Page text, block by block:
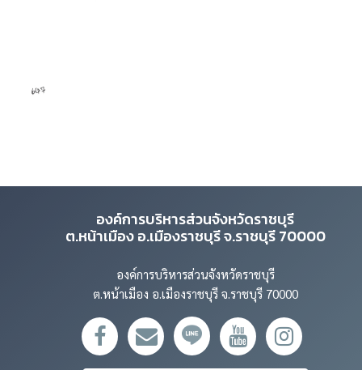
องค์การบริหารส่วนจังหวัดราชบุรี
ต.หน้าเมือง อ.เมืองราชบุรี จ.ราชบุรี 70000
องค์การบริหารส่วนจังหวัดราชบุรี
ต.หน้าเมือง อ.เมืองราชบุรี จ.ราชบุรี 70000